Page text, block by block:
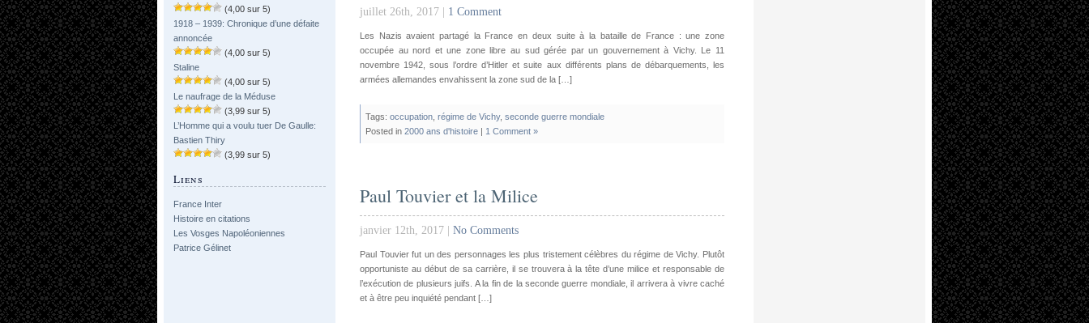
(4,00 sur 5)
1918 – 1939: Chronique d’une défaite
annoncée
(4,00 sur 5)
Staline
(4,00 sur 5)
Le naufrage de la Méduse
(3,99 sur 5)
L’Homme qui a voulu tuer De Gaulle:
Bastien Thiry
(3,99 sur 5)
Liens
France Inter
Histoire en citations
Les Vosges Napoléoniennes
Patrice Gélinet
juillet 26th, 2017 | 1 Comment
Les Nazis avaient partagé la France en deux suite à la bataille de France : une zone
occupée au nord et une zone libre au sud gérée par un gouvernement à Vichy. Le 11
novembre 1942, sous l’ordre d’Hitler et suite aux différents plans de débarquements, les
armées allemandes envahissent la zone sud de la […]
Tags: occupation régime de Vichy, seconde guerre mondiale
Posted in 2000 ans d'histoire | 1 Comment »
Paul Touvier et la Milice
janvier 12th, 2017 | No Comments
Paul Touvier fut un des personnages les plus tristement célèbres du régime de Vichy. Plutôt
opportuniste au début de sa carrière, il se trouvera à la tête d’une milice et responsable de
l’exécution de plusieurs juifs. A la fin de la seconde guerre mondiale, il arrivera à vivre caché
et à être peu inquiété pendant […]